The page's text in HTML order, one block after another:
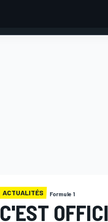
ACTUALITÉS Formule 1
C'EST